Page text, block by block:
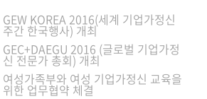
GEW KOREA 2016(세계 기업가정신
주간 한국행사) 개최
GEC+DAEGU 2016 (글로벌 기업가정
신 전문가 총회) 개최
여성가족부와 여성 기업가정신 교육을
위한 업무협약 체결